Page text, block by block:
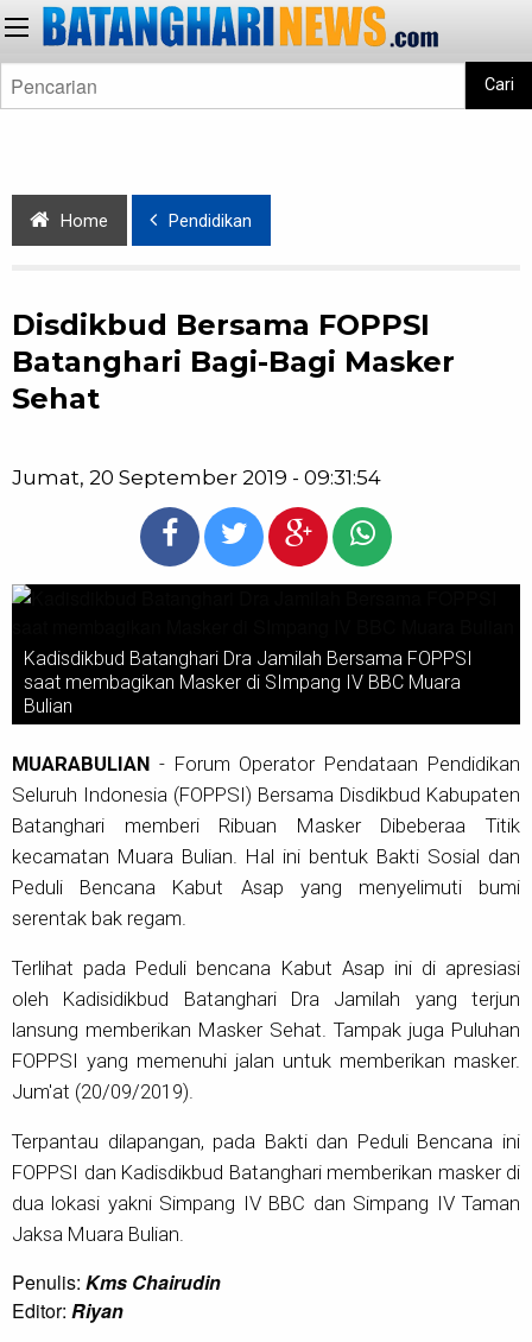
Cari
Home Pendidikan
Disdikbud Bersama FOPPSI
Batanghari Bagi-Bagi Masker
Sehat
Jumat, 20 September 2019 - 09:31:54
Kadisdikbud Batanghari Dra Jamilah Bersama FOPPSI
saat membagikan Masker di SImpang IV BBC Muara
Bulian
MUARABULIAN - Forum Operator Pendataan Pendidikan
Seluruh Indonesia (FOPPSI) Bersama Disdikbud Kabupaten
Batanghari memberi Ribuan Masker Dibeberaa Titik
kecamatan Muara Bulian. Hal ini bentuk Bakti Sosial dan
Peduli Bencana Kabut Asap yang menyelimuti bumi
serentak bak regam.
Terlihat pada Peduli bencana Kabut Asap ini di apresiasi
oleh Kadisidikbud Batanghari Dra Jamilah yang terjun
lansung memberikan Masker Sehat. Tampak juga Puluhan
FOPPSI yang memenuhi jalan untuk memberikan masker.
Jum'at (20/09/2019).
Terpantau dilapangan, pada Bakti dan Peduli Bencana ini
FOPPSI dan Kadisdikbud Batanghari memberikan masker di
dua lokasi yakni Simpang IV BBC dan Simpang IV Taman
Jaksa Muara Bulian.
Penulis: Kms Chairudin
Editor: Riyan